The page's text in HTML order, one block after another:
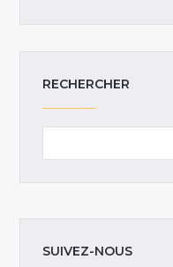
RECHERCHER
SUIVEZ-NOUS